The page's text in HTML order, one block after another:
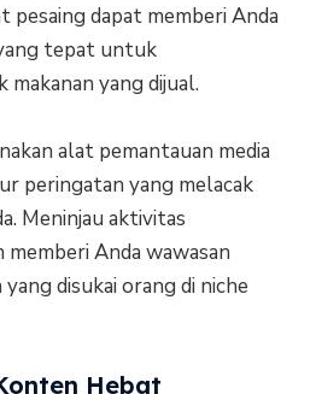
pesaing dapat memberi Anda
tepat untuk
yang dijual.
alat pemantauan media
peringatan yang melacak
Meninjau aktivitas
Anda wawasan
disukai orang di niche
Hebat